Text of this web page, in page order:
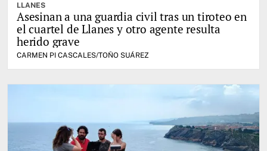
LLANES
Asesinan a una guardia civil tras un tiroteo en
el cuartel de Llanes y otro agente resulta
herido grave
CARMEN PI CASCALES/TOÑO SUÁREZ